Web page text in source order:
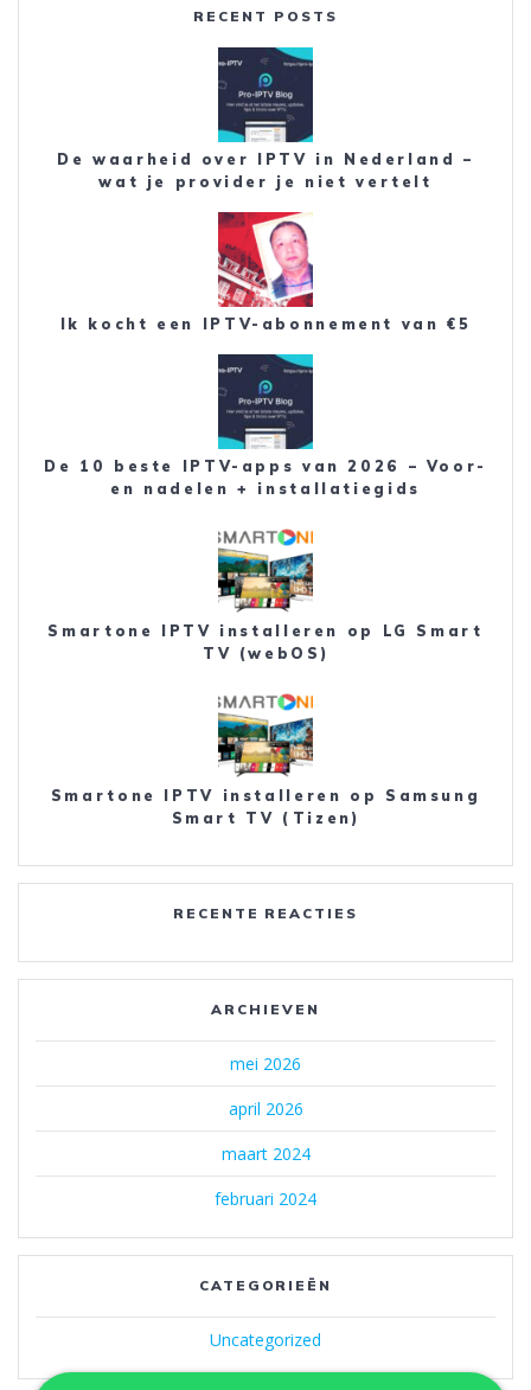
RECENT POSTS
De waarheid over IPTV in Nederland –
wat je provider je niet vertelt
Ik kocht een IPTV-abonnement van €5
De 10 beste IPTV-apps van 2026 – Voor-
en nadelen + installatiegids
Smartone IPTV installeren op LG Smart
TV (webOS)
Smartone IPTV installeren op Samsung
Smart TV (Tizen)
RECENTE REACTIES
ARCHIEVEN
mei 2026
april 2026
maart 2024
februari 2024
CATEGORIEËN
Uncategorized